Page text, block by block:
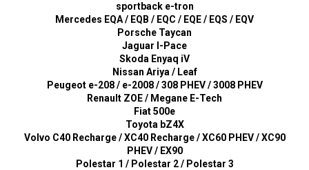
sportback e-tron
Mercedes EQA / EQB / EQC / EQE / EQS / EQV
Porsche Taycan
Jaguar I-Pace
Skoda Enyaq iV
Nissan Ariya / Leaf
Peugeot e-208 / e-2008 / 308 PHEV / 3008 PHEV
Renault ZOE / Megane E-Tech
Fiat 500e
Toyota bZ4X
Volvo C40 Recharge / XC40 Recharge / XC60 PHEV / XC90
PHEV / EX90
Polestar 1 / Polestar 2 / Polestar 3